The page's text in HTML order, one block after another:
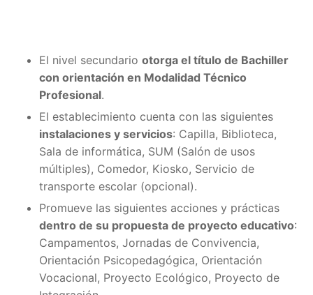
El nivel secundario otorga el título de Bachiller
con orientación en Modalidad Técnico
Profesional.
El establecimiento cuenta con las siguientes
instalaciones y servicios: Capilla, Biblioteca,
Sala de informática, SUM (Salón de usos
múltiples), Comedor, Kiosko, Servicio de
transporte escolar (opcional).
Promueve las siguientes acciones y prácticas
dentro de su propuesta de proyecto educativo:
Campamentos, Jornadas de Convivencia,
Orientación Psicopedagógica, Orientación
Vocacional, Proyecto Ecológico, Proyecto de